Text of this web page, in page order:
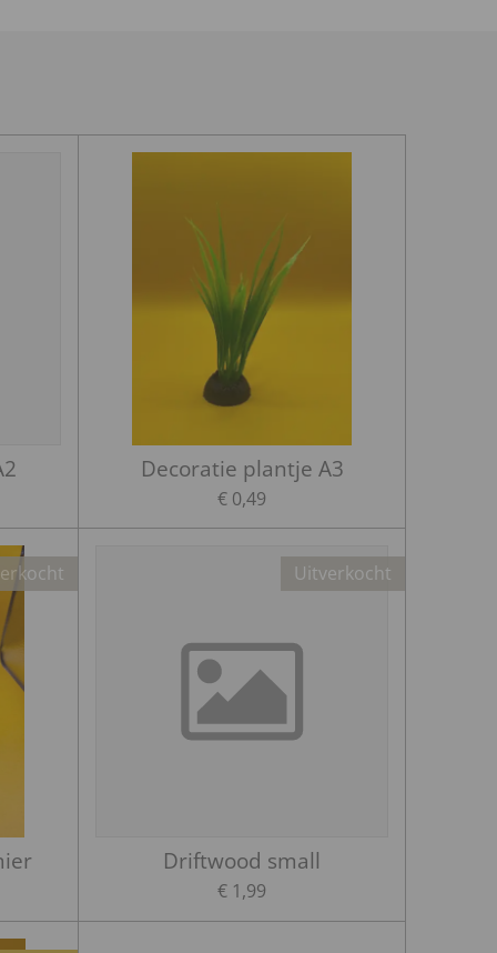
Decoratie plantje A3
€ 0,49
Uitverkocht
Driftwood small
€ 1,99